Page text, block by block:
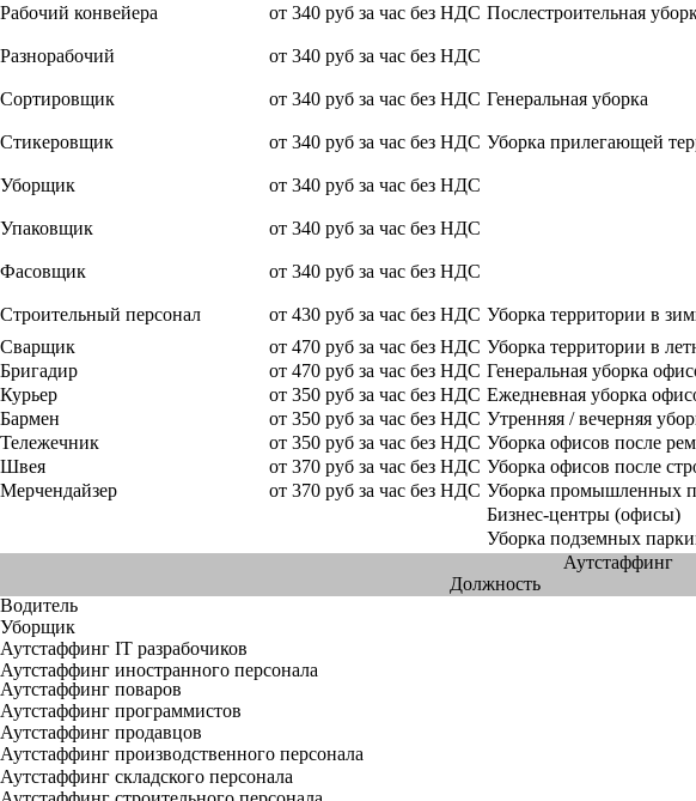
Рабочий конвейера от 340 руб за час без НДС Послестроительная
Разнорабочий от 340 руб за час без НДС
Сортировщик от 340 руб за час без НДС Генеральная уборка
Стикеровщик от 340 руб за час без НДС Уборка прилегающей
Уборщик от 340 руб за час без НДС
Упаковщик от 340 руб за час без НДС
Фасовщик от 340 руб за час без НДС
Строительный персонал от 430 руб за час без НДС Уборка территории в
Сварщик от 470 руб за час без НДС Уборка территории в
Бригадир от 470 руб за час без НДС Генеральная уборка
Курьер от 350 руб за час без НДС Ежедневная уборка
Бармен от 350 руб за час без НДС Утренняя / вечерняя
Тележечник от 350 руб за час без НДС Уборка офисов после
Швея от 370 руб за час без НДС Уборка офисов после
Мерчендайзер от 370 руб за час без НДС Уборка промышленных
Бизнес-центры (офисы)
Уборка подземных
Аутстаффинг
Должность
Водитель
Уборщик
Аутстаффинг IT разрабочиков
Аутстаффинг иностранного персонала
Аутстаффинг поваров
Аутстаффинг программистов
Аутстаффинг продавцов
Аутстаффинг производственного персонала
Аутстаффинг складского персонала